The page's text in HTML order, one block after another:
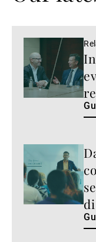
Guardare
video
Guardare
il
video